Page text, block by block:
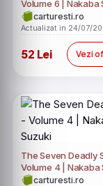
Volume 6 | Nakaba
carturesti.ro
Actualizat in 24/07/
52 Lei Vezi
The Seven Deadly
Volume 4 | Nakaba
carturesti.ro